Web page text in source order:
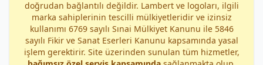
doğrudan bağlantılı değildir. Lambert ve logoları, ilgili
marka sahiplerinin tescilli mülkiyetleridir ve izinsiz
kullanımı 6769 sayılı Sınai Mülkiyet Kanunu ile 5846
sayılı Fikir ve Sanat Eserleri Kanunu kapsamında yasal
işlem gerektirir. Site üzerinden sunulan tüm hizmetler,